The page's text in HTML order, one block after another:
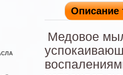
Описание
Медовое